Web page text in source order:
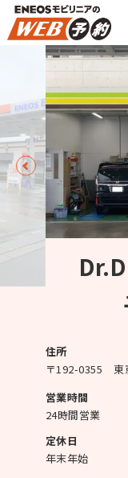
住所
〒192-0355
東
営業時間
24時間営業
定休日
年末年始